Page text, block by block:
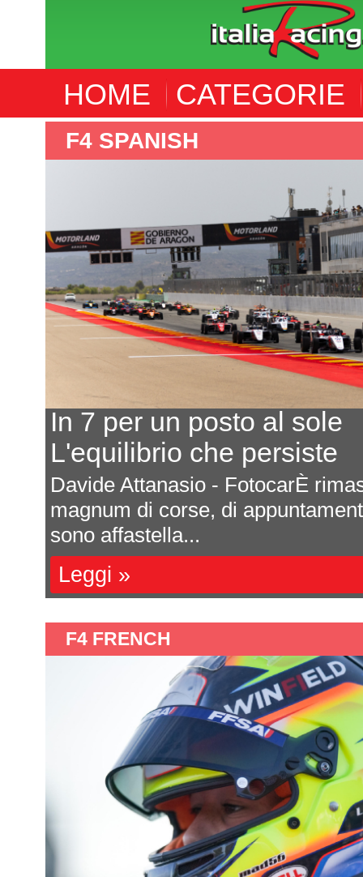
HOME CATEGORIE
F4 SPANISH
In 7 per un posto al sole
L'equilibrio che persiste
Davide Attanasio - FotocarÈ
magnum di corse, di
sono affastella...
Leggi »
F4 FRENCH